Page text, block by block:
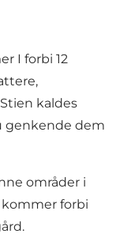
I forbi 12
kaldes
genkende dem
områder i
kommer forbi